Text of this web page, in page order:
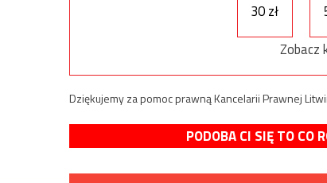
30 zł
Zobacz
Dziękujemy za pomoc prawną Kancelarii Prawnej
PODOBA CI SIĘ TO CO